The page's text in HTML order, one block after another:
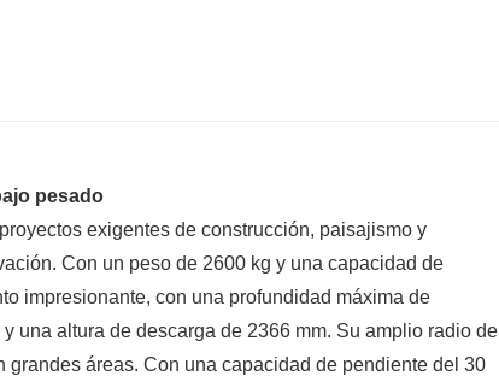
pesado
exigentes de construcción, paisajismo y
Con un peso de 2600 kg y una capacidad de
impresionante, con una profundidad máxima de
una altura de descarga de 2366 mm. Su amplio radio de
áreas. Con una capacidad de pendiente del 30